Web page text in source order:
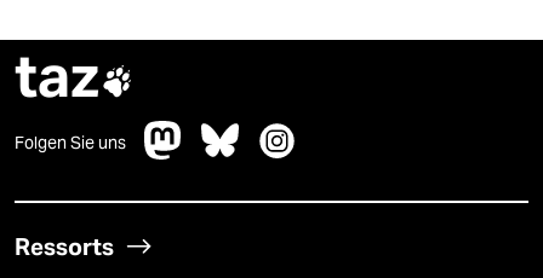
taz
Folgen Sie uns
Ressorts